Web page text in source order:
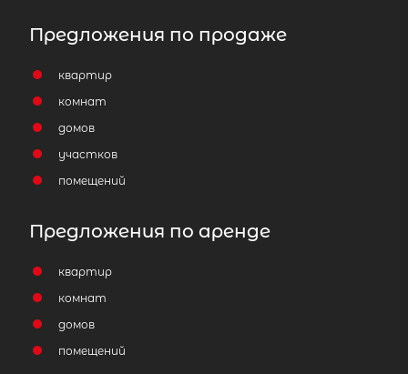
Предложения по продаже
квартир
комнат
домов
участков
помещений
Предложения по аренде
квартир
комнат
домов
помещений